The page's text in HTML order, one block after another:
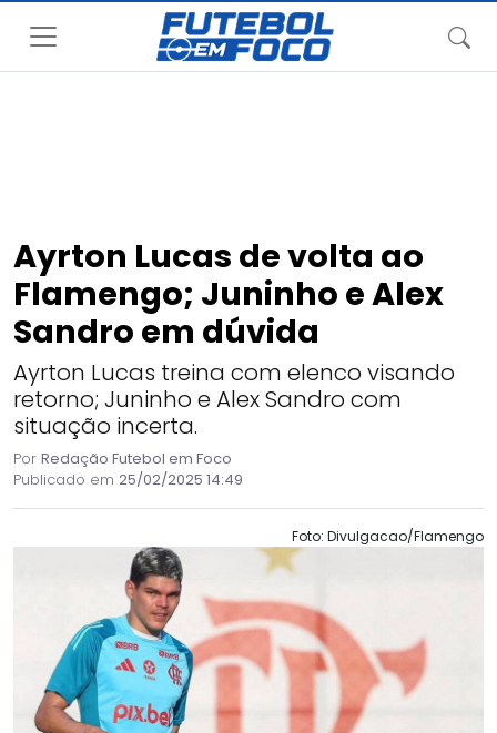
Ayrton Lucas de volta ao
Flamengo; Juninho e Alex
Sandro em dúvida
Ayrton Lucas treina com elenco visando
retorno; Juninho e Alex Sandro com
situação incerta.
Por Redação Futebol em Foco
Publicado em 25/02/2025 14:49
Foto: Divulgacao/Flamengo